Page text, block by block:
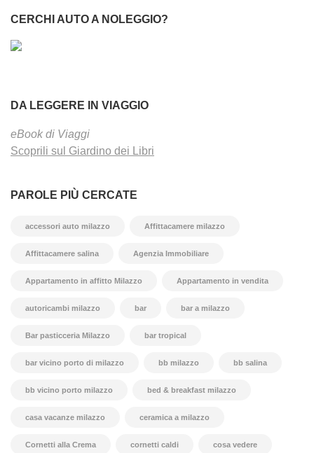
CERCHI AUTO A NOLEGGIO?
DA LEGGERE IN VIAGGIO
eBook di Viaggi
Scoprili sul Giardino dei Libri
PAROLE PIÙ CERCATE
accessori auto milazzo Affittacamere milazzo
Affittacamere salina Agenzia Immobiliare
Appartamento in affitto Milazzo Appartamento in vendita
autoricambi milazzo bar bar a milazzo
Bar pasticceria Milazzo bar tropical
bar vicino porto di milazzo bb milazzo bb salina
bb vicino porto milazzo bed & breakfast milazzo
casa vacanze milazzo ceramica a milazzo
Cornetti alla Crema cornetti caldi cosa vedere